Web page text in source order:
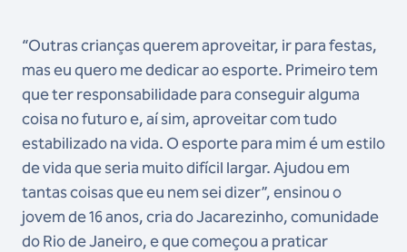
“Outras crianças querem aproveitar, ir para festas,
mas eu quero me dedicar ao esporte. Primeiro tem
que ter responsabilidade para conseguir alguma
coisa no futuro e, aí sim, aproveitar com tudo
estabilizado na vida. O esporte para mim é um estilo
de vida que seria muito difícil largar. Ajudou em
tantas coisas que eu nem sei dizer”, ensinou o
jovem de 16 anos, cria do Jacarezinho, comunidade
do Rio de Janeiro, e que começou a praticar